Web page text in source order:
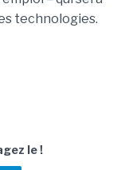
technologies.
le !